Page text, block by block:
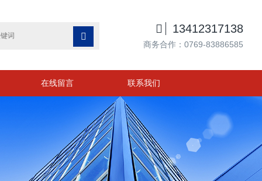

 13412317138
商务合作：0769-83886585
在线留言 联系我们